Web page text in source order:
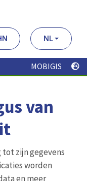
NL
MOBIGIS
van
zijn gegevens
worden
en meer